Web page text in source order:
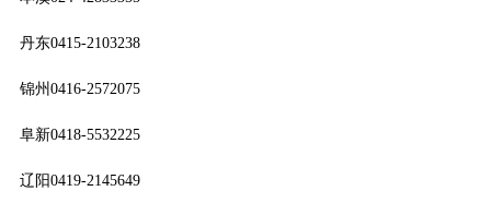
丹东0415-2103238
锦州0416-2572075
阜新0418-5532225
辽阳0419-2145649